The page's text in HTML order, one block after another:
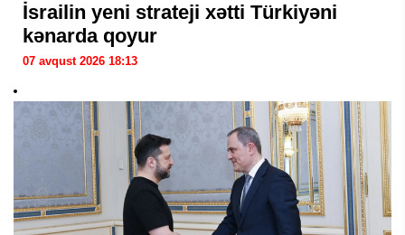
İsrailin yeni strateji xətti Türkiyəni
kənarda qoyur
07 avqust 2026 18:13